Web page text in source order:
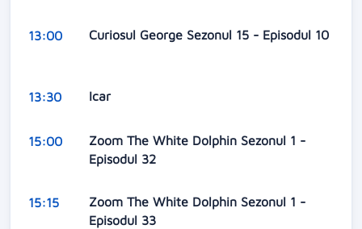
13:00 Curiosul George Sezonul 15 - Episodul 10
13:30 Icar
15:00
Zoom The White Dolphin Sezonul 1 -
Episodul 32
15:15
Zoom The White Dolphin Sezonul 1 -
Episodul 33